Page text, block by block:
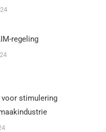
regeling
stimulering